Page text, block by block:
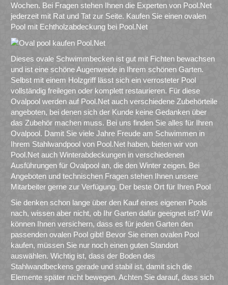
Wochen. Bei Fragen stehen Ihnen die Experten von Pool.Net
jederzeit mit Rat und Tat zur Seite. Kaufen Sie einen ovalen
Pool mit Echtholzabdeckung bei Pool.Net
Dieses ovale Schwimmbecken ist gut mit Fichten bewachsen
und ist eine schöne Augenweide in Ihrem schönen Garten.
Selbst mit einem Holzgriff lässt sich ein verrosteter Pool
vollständig freilegen oder komplett restaurieren. Für diese
Ovalpool werden auf Pool.Net auch verschiedene Zubehörteile
angeboten, bei denen sich der Kunde keine Gedanken über
das Zubehör machen muss. Bei uns finden Sie alles für Ihren
Ovalpool. Damit Sie viele Jahre Freude am Schwimmen in
Ihrem Stahlwandpool von Pool.Net haben, bieten wir von
Pool.Net auch Winterabdeckungen in verschiedenen
Ausführungen für Ovalpool an, die den Winter zeigen. Bei
Angeboten und technischen Fragen stehen Ihnen unsere
Mitarbeiter gerne zur Verfügung. Der beste Ort für Ihren Pool
Sie denken schon lange über den Kauf eines eigenen Pools
nach, wissen aber nicht, ob Ihr Garten dafür geeignet ist? Wir
können Ihnen versichern, dass es für jeden Garten den
passenden ovalen Pool gibt! Bevor Sie einen ovalen Pool
kaufen, müssen Sie nur noch einen guten Standort
auswählen. Wichtig ist, dass der Boden des
Stahlwandbeckens gerade und stabil ist, damit sich die
Elemente später nicht bewegen. Achten Sie darauf, dass sich